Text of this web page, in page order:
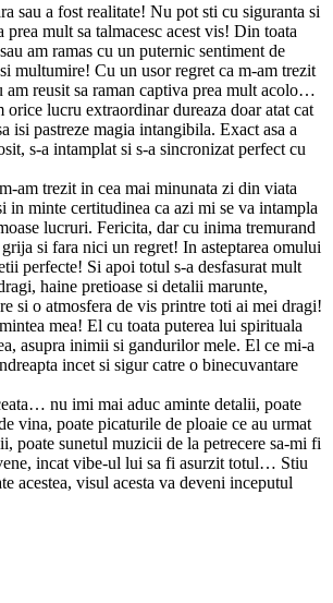
sau a fost realitate! Nu pot sti cu siguranta si
prea mult sa talmacesc acest vis! Din toata
am ramas cu un puternic sentiment de
multumire! Cu un usor regret ca m-am trezit
am reusit sa raman captiva prea mult acolo…
orice lucru extraordinar dureaza doar atat cat
isi pastreze magia intangibila. Exact asa a
s-a intamplat si s-a sincronizat perfect cu
am trezit in cea mai minunata zi din viata
in minte certitudinea ca azi mi se va intampla
lucruri. Fericita, dar cu inima tremurand
si fara nici un regret! In asteptarea omului
perfecte! Si apoi totul s-a desfasurat mult
haine pretioase si detalii marunte,
si o atmosfera de vis printre toti ai mei dragi!
mea! El cu toata puterea lui spirituala
asupra inimii si gandurilor mele. El ce mi-a
incet si sigur catre o binecuvantare
nu imi mai aduc aminte detalii, poate
vina, poate picaturile de ploaie ce au urmat
poate sunetul muzicii de la petrecere sa-mi fi
incat vibe-ul lui sa fi asurzit totul… Stiu
acestea, visul acesta va deveni inceputul